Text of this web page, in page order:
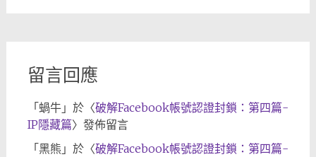
留言回應
「蝸牛」於〈破解Facebook帳號認證封鎖：第四篇-
IP隱藏篇〉發佈留言
「黑熊 」於〈破解Facebook帳號認證封鎖：第四篇-